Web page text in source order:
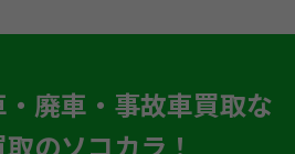
廃車・事故車買取な
のソコカラ！